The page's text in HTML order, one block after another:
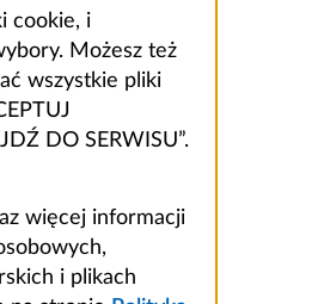
cookie, i
Możesz też
wszystkie pliki
DO SERWISU”.
więcej informacji
i plikach